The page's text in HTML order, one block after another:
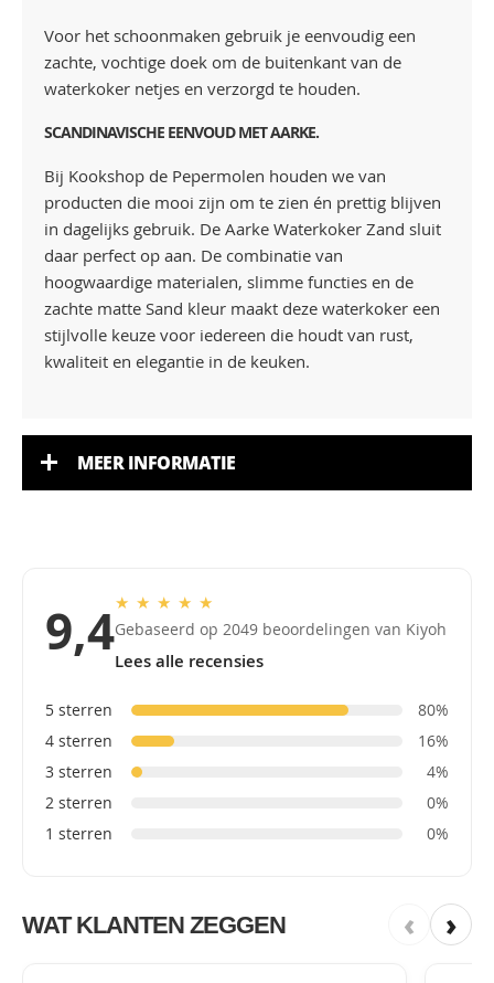
Voor het schoonmaken gebruik je eenvoudig een
zachte, vochtige doek om de buitenkant van de
waterkoker netjes en verzorgd te houden.
SCANDINAVISCHE EENVOUD MET AARKE.
Bij Kookshop de Pepermolen houden we van
producten die mooi zijn om te zien én prettig blijven
in dagelijks gebruik. De Aarke Waterkoker Zand sluit
daar perfect op aan. De combinatie van
hoogwaardige materialen, slimme functies en de
zachte matte Sand kleur maakt deze waterkoker een
stijlvolle keuze voor iedereen die houdt van rust,
kwaliteit en elegantie in de keuken.
MEER INFORMATIE
9,4★ ★ ★ ★ ★
Gebaseerd op 2049 beoordelingen van Kiyoh
Lees alle recensies
5 sterren
80%
4 sterren
16%
3 sterren
4%
2 sterren
0%
1 sterren
0%
WAT KLANTEN ZEGGEN ‹ ›